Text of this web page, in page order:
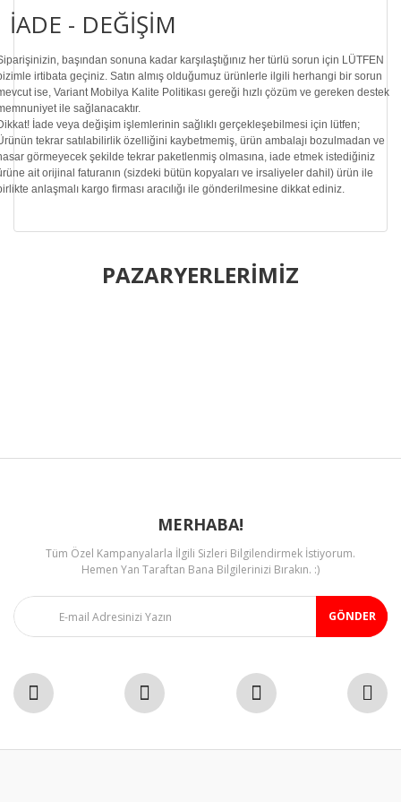
İADE - DEĞİŞİM
başından sonuna kadar karşılaştığınız her türlü sorun için LÜTFEN
irtibata geçiniz. Satın almış olduğumuz ürünlerle ilgili herhangi bir sorun
ise, Variant Mobilya Kalite Politikası gereği hızlı çözüm ve gereken destek
ile sağlanacaktır.
İade veya değişim işlemlerinin sağlıklı gerçekleşebilmesi için lütfen;
tekrar satılabilirlik özelliğini kaybetmemiş, ürün ambalajı bozulmadan ve
görmeyecek şekilde tekrar paketlenmiş olmasına, iade etmek istediğiniz
ait orijinal faturanın (sizdeki bütün kopyaları ve irsaliyeler dahil) ürün ile
anlaşmalı kargo firması aracılığı ile gönderilmesine dikkat ediniz.
Bu ürüne ilk yorumu siz yapın!
konularda yetersiz gördüğünüz noktaları öneri formunu
kullanarak tarafımıza iletebilirsiniz.
Gönder
PAZARYERLERİMİZ
MERHABA!
Tüm Özel Kampanyalarla İlgili Sizleri Bilgilendirmek İstiyorum.
Hemen Yan Taraftan Bana Bilgilerinizi Bırakın. :)
GÖNDER